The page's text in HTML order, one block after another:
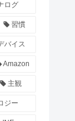
ログ
習慣
バイス
Amazon
主観
ジー